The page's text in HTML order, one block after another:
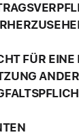
FÜR EINE